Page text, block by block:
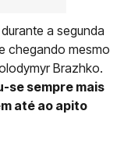
a segunda
chegando mesmo
Brazhko.
se sempre mais
até ao apito